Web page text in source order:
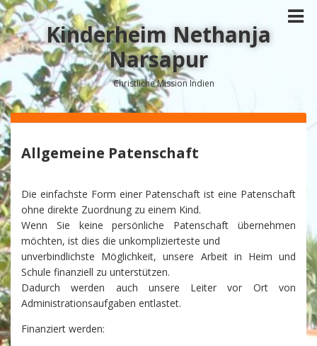
Kinderheim Nethanja
Narsapur
Christliche Mission Indien
Allgemeine Patenschaft
Die einfachste Form einer Patenschaft ist eine Patenschaft
ohne direkte Zuordnung zu einem Kind.
Wenn Sie keine persönliche Patenschaft übernehmen
möchten, ist dies die unkomplizierteste und
unverbindlichste Möglichkeit, unsere Arbeit in Heim und
Schule finanziell zu unterstützen.
Dadurch werden auch unsere Leiter vor Ort von
Administrationsaufgaben entlastet.
Finanziert werden: